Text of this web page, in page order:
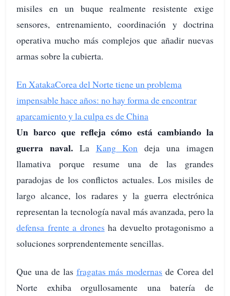
misiles en un buque realmente resistente exige
sensores, entrenamiento, coordinación y doctrina
operativa mucho más complejos que añadir nuevas
armas sobre la cubierta.
En XatakaCorea del Norte tiene un problema
impensable hace años: no hay forma de encontrar
aparcamiento y la culpa es de China
Un barco que refleja cómo está cambiando la
guerra naval.La Kang Kon deja una imagen
llamativa porque resume una de las grandes
paradojas de los conflictos actuales. Los misiles de
largo alcance, los radares y la guerra electrónica
representan la tecnología naval más avanzada, pero la
defensa frente a drones ha devuelto protagonismo a
soluciones sorprendentemente sencillas.
Que una de las fragatas más modernas de Corea del
Norte exhiba orgullosamente una batería de